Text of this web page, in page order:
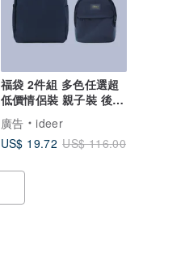
福袋 2件組 多色任選超
低價情侶裝 親子裝 後背
包
廣告
ideer
US$ 19.72 US$ 116.00